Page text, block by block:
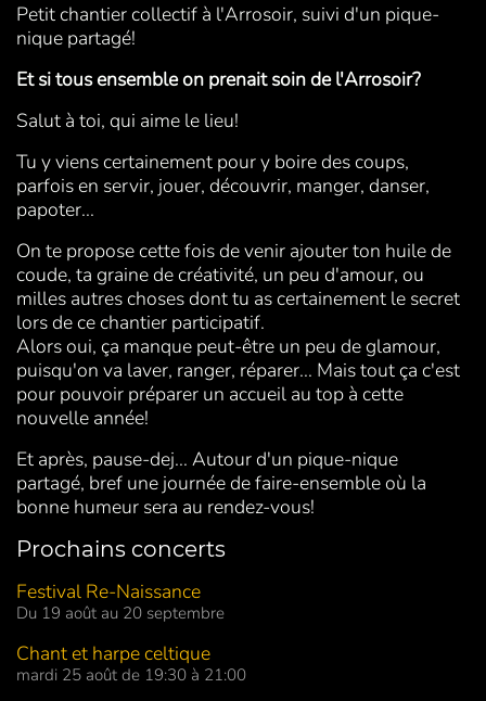
Petit chantier collectif à l'Arrosoir, suivi d'un pique-
nique partagé!
Et si tous ensemble on prenait soin de l'Arrosoir?
Salut à toi, qui aime le lieu!
Tu y viens certainement pour y boire des coups,
parfois en servir, jouer, découvrir, manger, danser,
papoter...
On te propose cette fois de venir ajouter ton huile de
coude, ta graine de créativité, un peu d'amour, ou
milles autres choses dont tu as certainement le secret
lors de ce chantier participatif.
Alors oui, ça manque peut-être un peu de glamour,
puisqu'on va laver, ranger, réparer... Mais tout ça c'est
pour pouvoir préparer un accueil au top à cette
nouvelle année!
Et après, pause-dej... Autour d'un pique-nique
partagé, bref une journée de faire-ensemble où la
bonne humeur sera au rendez-vous!
Prochains concerts
Festival Re-Naissance
Du 19 août au 20 septembre
Chant et harpe celtique
mardi 25 août de 19:30 à 21:00